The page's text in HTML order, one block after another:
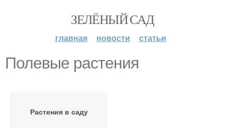
ЗЕЛЁНЫЙ САД
главная новости статьи
Полевые растения
Растения в саду